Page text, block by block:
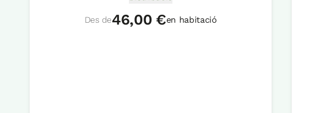
Des de46,00 €en habitació